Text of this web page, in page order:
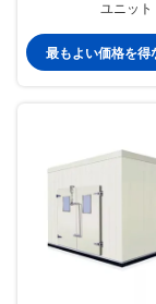
ユニット
最もよい価格を得